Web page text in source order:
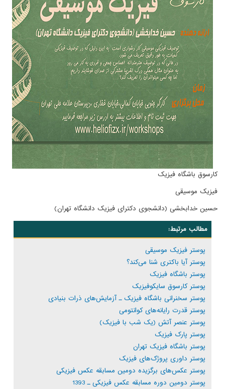
کارسوق باشگاه فیزیک
فیزیک موسیقی
حسین خدابخشی (دانشجوی دکترای فیزیک دانشگاه تهران)
مطالب مرتبط:
پوستر فیزیک موسیقی
پوستر آیا باکتری شنا می‌کند؟
پوستر باشگاه فیزیک
پوستر کارسوق سایکوفیزیک
پوستر سخنرانی باشگاه فیزیک ـ آزمایش‌های ذرات بنیادی
پوستر قدرت رایانه‌های کوانتومی
پوستر عنصر آتش (یک شب با فیزیک)
پوستر پارک فیزیک
پوستر باشگاه فیزیک تهران
پوستر داوری پروژک‌های فیزیک
پوستر عکس‌های برگزیده دومین مسابقه عکس فیزیکی
پوستر دومین دوره مسابقه عکس فیزیکی ـ 1393